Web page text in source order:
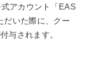
アカウント「EAS
だいた際に、クー
与されます。